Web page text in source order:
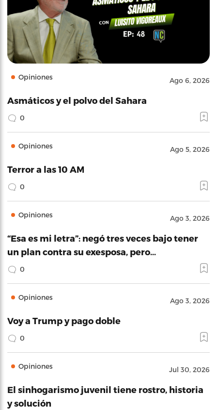
Opiniones Ago 6, 2026
Asmáticos y el polvo del Sahara
0
Opiniones Ago 5, 2026
Terror a las 10 AM
0
Opiniones Ago 3, 2026
“Esa es mi letra”: negó tres veces bajo tener
un plan contra su exesposa, pero…
0
Opiniones Ago 3, 2026
Voy a Trump y pago doble
0
Opiniones Jul 30, 2026
El sinhogarismo juvenil tiene rostro, historia
y solución